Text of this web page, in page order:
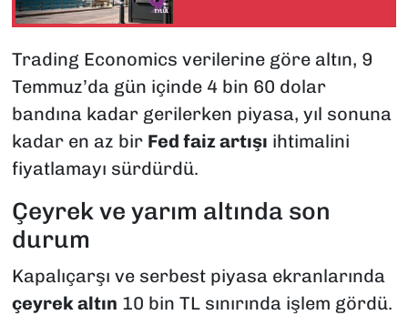
Trading Economics verilerine göre altın, 9
Temmuz’da gün içinde 4 bin 60 dolar
bandına kadar gerilerken piyasa, yıl sonuna
kadar en az bir Fed faiz artışı ihtimalini
fiyatlamayı sürdürdü.
Çeyrek ve yarım altında son
durum
Kapalıçarşı ve serbest piyasa ekranlarında
çeyrek altın 10 bin TL sınırında işlem gördü.